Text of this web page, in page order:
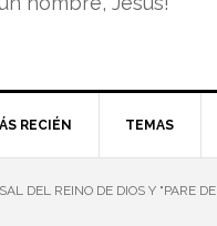
RECIÉN TEMAS
DEL REINO DE DIOS Y "PARE DE